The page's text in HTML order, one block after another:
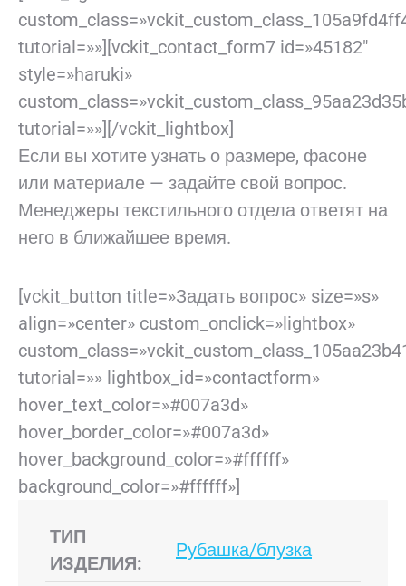
tutorial=»»][vckit_contact_form7 id=»45182″
style=»haruki»
tutorial=»»][/vckit_lightbox]
Если вы хотите узнать о размере, фасоне
или материале — задайте свой вопрос.
Менеджеры текстильного отдела ответят на
него в ближайшее время.
[vckit_button title=»Задать вопрос» size=»s»
align=»center» custom_onclick=»lightbox»
tutorial=»» lightbox_id=»contactform»
hover_text_color=»#007a3d»
hover_border_color=»#007a3d»
hover_background_color=»#ffffff»
background_color=»#ffffff»]
ТИП
ИЗДЕЛИЯ:
Рубашка/блузка